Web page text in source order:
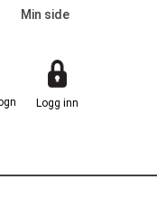
Min side
Logg inn